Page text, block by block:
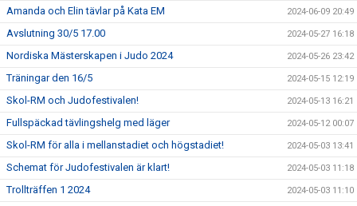
Amanda och Elin tävlar på Kata EM 2024-06-09 20:49
Avslutning 30/5 17.00 2024-05-27 16:18
Nordiska Mästerskapen i Judo 2024 2024-05-26 23:42
Träningar den 16/5 2024-05-15 12:19
Skol-RM och Judofestivalen! 2024-05-13 16:21
Fullspäckad tävlingshelg med läger 2024-05-12 00:07
Skol-RM för alla i mellanstadiet och högstadiet! 2024-05-03 13:41
Schemat för Judofestivalen är klart! 2024-05-03 11:18
Trollträffen 1 2024 2024-05-03 11:10